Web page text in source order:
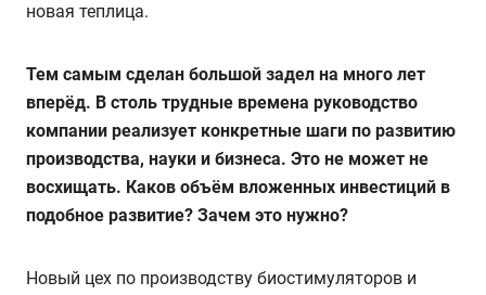
новая теплица.
Тем самым сделан большой задел на много лет
вперёд. В столь трудные времена руководство
компании реализует конкретные шаги по развитию
производства, науки и бизнеса. Это не может не
восхищать. Каков объём вложенных инвестиций в
подобное развитие? Зачем это нужно?
Новый цех по производству биостимуляторов и